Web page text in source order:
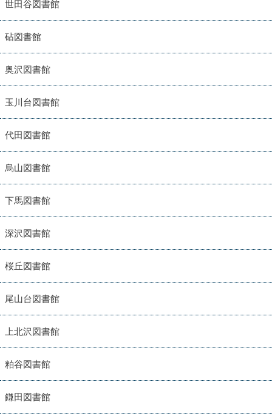
世田谷図書館
砧図書館
奥沢図書館
玉川台図書館
代田図書館
烏山図書館
下馬図書館
深沢図書館
桜丘図書館
尾山台図書館
上北沢図書館
粕谷図書館
鎌田図書館